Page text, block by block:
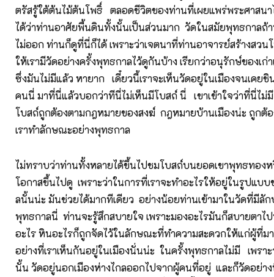
ตรัสรู้ใต้ต้นไม้ต้นโพธิ์ ตลอดชีวิตของท่านที่เผยแพร่พระศาสน
ได้ว่าท่านอาศัยพื้นดินทั้งนั้นเป็นส่วนมาก วัดในสมัยพุทธกาลถ้
ไม่ออก ท่านก็ดูที่นี่ก็ได้ เพราะว่าเจตนาที่ท่านอาจารย์สร้างสว
ให้เรามีวัดอย่างครั้งพุทธกาลไว้ดูกันบ้าง เรียกว่าอนุรักษ์ของเ
ซึ่งมันไม่มีแล้ว หายาก เดี๋ยวนี้เราจะเห็นวัดอยู่ในเมืองจนเคย
คนนี่ มาที่นี่แล้วบอกว่าทีนี่ไม่เห็นมีโบสถ์ นี่ เขาเข้าใจว่าที่นี่ไม่
โบสถ์ถูกต้องตามกฎหมายของสงฆ์ กฎหมายบ้านเมืองน่ะ ถูกต้
เราทำลักษณะอย่างพุทธกาล
ไม่ทราบว่าท่านทั้งหลายได้ขึ้นไปชมโบสถ์บนยอดเขาพุทธทอง
โอกาสขึ้นไปดู เพราะว่าในการที่เราจะทำอะไรให้อยู่ในรูปแบ
ลนั้นน่ะ มันช่วยได้มากทีเดียว อย่างน้อยท่านเข้ามาในวัดที่มีลั
พุทธกาลนี่ ท่านจะรู้สึกสบายใจ เพราะมองอะไรมันก็สบายตา
อะไร หินอะไรก็ถูกจัดไว้ในลักษณะที่ทำความสะดวกให้แก่ผู้ที่
อย่างที่เราเห็นกันอยู่ในเมืองนั่นน่ะ ในครั้งพุทธกาลไม่มี เพรา
นั้น วัดอยู่นอกเมืองห่างไกลออกไปจากผู้คนที่อยู่ และก็วัดอย่า